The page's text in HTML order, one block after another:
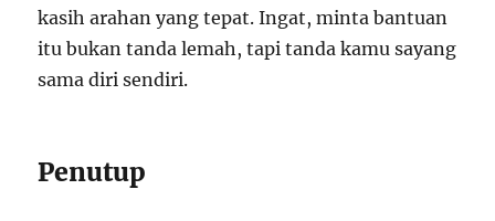
kasih arahan yang tepat. Ingat, minta bantuan
itu bukan tanda lemah, tapi tanda kamu sayang
sama diri sendiri.
Penutup